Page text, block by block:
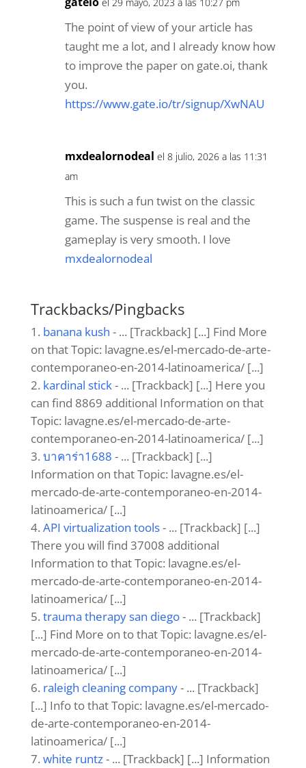
The point of view of your article has
taught me a lot, and I already know how
to improve the paper on gate.oi, thank
you.
https://www.gate.io/tr/signup/XwNAU
mxdealornodeal el 8 julio, 2026 a las 11:31
am
This is such a fun twist on the classic
game. The suspense is real and the
gameplay is very smooth. I love
mxdealornodeal
Trackbacks/Pingbacks
banana kush - ... [Trackback] [...] Find More
on that Topic: lavagne.es/el-mercado-de-arte-
contemporaneo-en-2014-latinoamerica/ [...]
kardinal stick- ... [Trackback] [...] Here you
can find 8869 additional Information on that
Topic: lavagne.es/el-mercado-de-arte-
contemporaneo-en-2014-latinoamerica/ [...]
บาคาร่า1688 - ... [Trackback] [...]
Information on that Topic: lavagne.es/el-
mercado-de-arte-contemporaneo-en-2014-
latinoamerica/ [...]
API virtualization tools- ... [Trackback] [...]
There you will find 37008 additional
Information to that Topic: lavagne.es/el-
mercado-de-arte-contemporaneo-en-2014-
latinoamerica/ [...]
trauma therapy san diego- ... [Trackback]
[...] Find More on to that Topic: lavagne.es/el-
mercado-de-arte-contemporaneo-en-2014-
latinoamerica/ [...]
raleigh cleaning company- ... [Trackback]
[...] Info to that Topic: lavagne.es/el-mercado-
de-arte-contemporaneo-en-2014-
latinoamerica/ [...]
white runtz- ... [Trackback] [...] Information